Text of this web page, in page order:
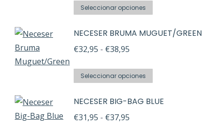
precios:
€32,95
Seleccionar opciones
tiene
se
NECESER BRUMA MUGUET/GREEN
€32,95 - €38,95
precios:
€32,95
Seleccionar opciones
tiene
NECESER BIG-BAG BLUE
€31,95 - €37,95